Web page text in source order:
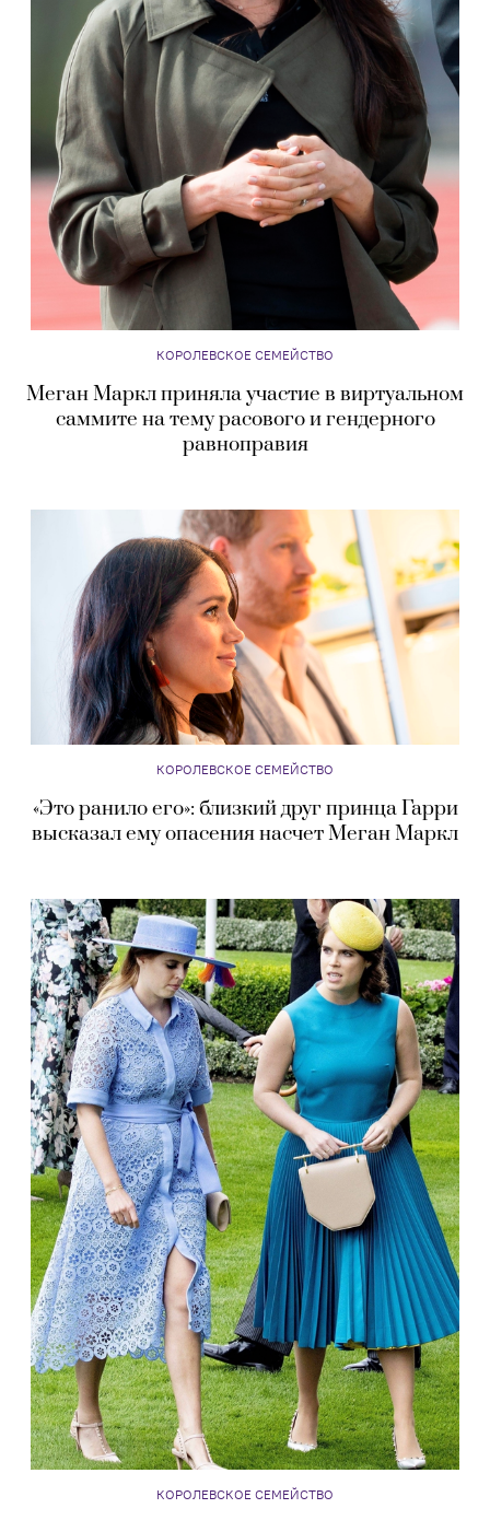
КОРОЛЕВСКОЕ СЕМЕЙСТВО
Меган Маркл приняла участие в виртуальном
саммите на тему расового и гендерного
равноправия
КОРОЛЕВСКОЕ СЕМЕЙСТВО
«Это ранило его»: близкий друг принца Гарри
высказал ему опасения насчет Меган Маркл
КОРОЛЕВСКОЕ СЕМЕЙСТВО